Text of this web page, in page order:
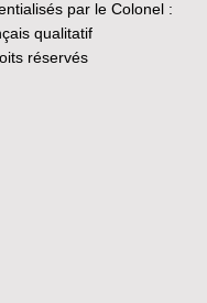
par le Colonel :
qualitatif
réservés